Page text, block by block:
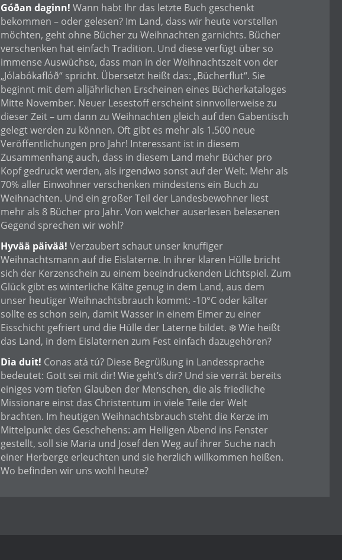
Góðan daginn! Wann habt Ihr das letzte Buch geschenkt
bekommen – oder gelesen? Im Land, dass wir heute vorstellen
möchten, geht ohne Bücher zu Weihnachten garnichts. Bücher
verschenken hat einfach Tradition. Und diese verfügt über so
immense Auswüchse, dass man in der Weihnachtszeit von der
„Jólabókaflóð“ spricht. Übersetzt heißt das: „Bücherflut“. Sie
beginnt mit dem alljährlichen Erscheinen eines Bücherkataloges
Mitte November. Neuer Lesestoff erscheint sinnvollerweise zu
dieser Zeit – um dann zu Weihnachten gleich auf den Gabentisch
gelegt werden zu können. Oft gibt es mehr als 1.500 neue
Veröffentlichungen pro Jahr! Interessant ist in diesem
Zusammenhang auch, dass in diesem Land mehr Bücher pro
Kopf gedruckt werden, als irgendwo sonst auf der Welt. Mehr als
70% aller Einwohner verschenken mindestens ein Buch zu
Weihnachten. Und ein großer Teil der Landesbewohner liest
mehr als 8 Bücher pro Jahr. Von welcher auserlesen belesenen
Gegend sprechen wir wohl?
Hyvää päivää! Verzaubert schaut unser knuffiger
Weihnachtsmann auf die Eislaterne. In ihrer klaren Hülle bricht
sich der Kerzenschein zu einem beeindruckenden Lichtspiel. Zum
Glück gibt es winterliche Kälte genug in dem Land, aus dem
unser heutiger Weihnachtsbrauch kommt: -10°C oder kälter
sollte es schon sein, damit Wasser in einem Eimer zu einer
Eisschicht gefriert und die Hülle der Laterne bildet. ❄️ Wie heißt
das Land, in dem Eislaternen zum Fest einfach dazugehören?
Dia duit! Conas atá tú? Diese Begrüßung in Landessprache
bedeutet: Gott sei mit dir! Wie geht’s dir? Und sie verrät bereits
einiges vom tiefen Glauben der Menschen, die als friedliche
Missionare einst das Christentum in viele Teile der Welt
brachten. Im heutigen Weihnachtsbrauch steht die Kerze im
Mittelpunkt des Geschehens: am Heiligen Abend ins Fenster
gestellt, soll sie Maria und Josef den Weg auf ihrer Suche nach
einer Herberge erleuchten und sie herzlich willkommen heißen.
Wo befinden wir uns wohl heute?